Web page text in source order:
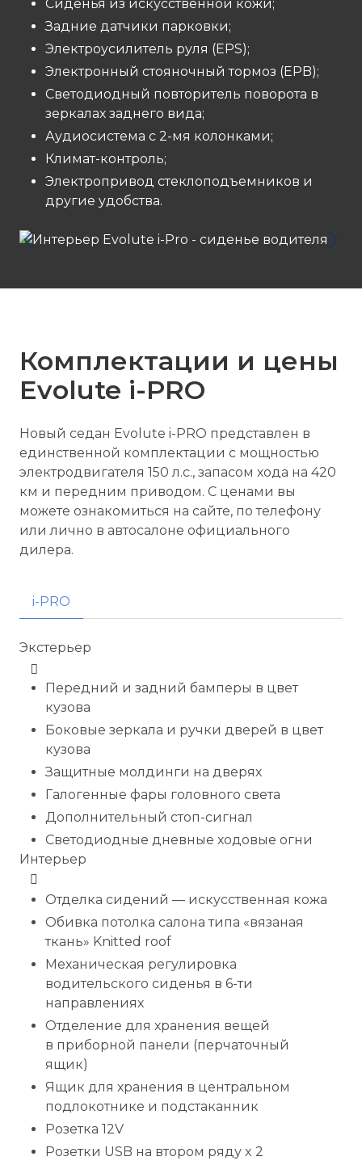
Сиденья из искусственной кожи;
Задние датчики парковки;
Электроусилитель руля (EPS);
Электронный стояночный тормоз (EPB);
Светодиодный повторитель поворота в
зеркалах заднего вида;
Аудиосистема с 2-мя колонками;
Климат-контроль;
Электропривод стеклоподъемников и
другие удобства.
Комплектации и цены
Evolute i-PRO
Новый седан Evolute i-PRO представлен в
единственной комплектации с мощностью
электродвигателя 150 л.с., запасом хода на 420
км и передним приводом. С ценами вы
можете ознакомиться на сайте, по телефону
или лично в автосалоне официального
дилера.
i-PRO
Экстерьер
Передний и задний бамперы в цвет
кузова
Боковые зеркала и ручки дверей в цвет
кузова
Защитные молдинги на дверях
Галогенные фары головного света
Дополнительный стоп-сигнал
Светодиодные дневные ходовые огни
Интерьер
Отделка сидений — искусственная кожа
Обивка потолка салона типа «вязаная
ткань» Knitted roof
Механическая регулировка
водительского сиденья в 6-ти
направлениях
Отделение для хранения вещей
в приборной панели (перчаточный
ящик)
Ящик для хранения в центральном
подлокотнике и подстаканник
Розетка 12V
Розетки USB на втором ряду x 2